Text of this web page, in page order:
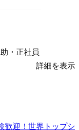
・正社員
詳細を表示